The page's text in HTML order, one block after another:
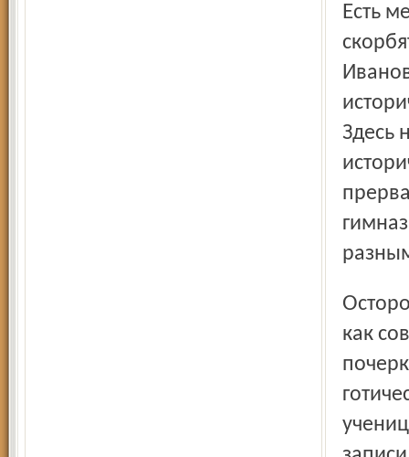
Есть место и для трагических событий – три дня девушки
Здесь
Осторожно переворачиваю листы. Добротная, твёрдая,
как